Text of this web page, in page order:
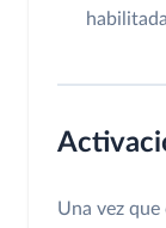
Una vez